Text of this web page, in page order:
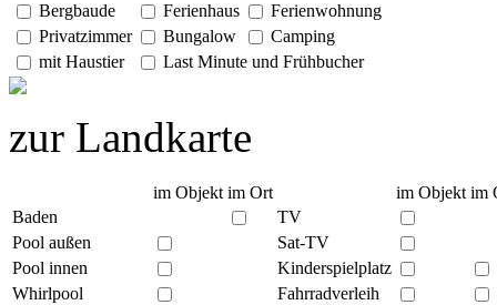
Bergbaude
Ferienhaus
Ferienwohnung
Privatzimmer
Bungalow
Camping
mit Haustier
Last Minute und Frühbucher
zur Landkarte
im Objekt im Ort im Objekt im
Baden
TV
Pool außen
Sat-TV
Pool innen
Kinderspielplatz
Whirlpool
Fahrradverleih